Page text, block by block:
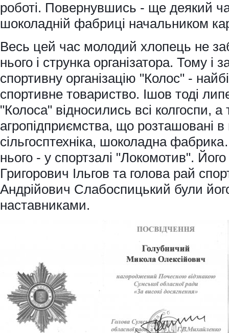
роботі. Повернувшись - ще деякий
шоколадній фабриці начальником
Весь цей час молодий хлопець не
нього і струнка організатора. Тому і
спортивну організацію "Колос" -
спортивне товариство. Ішов тоді
"Колоса" відносились всі колгоспи, а
агропідприємства, що розташовані в
сільгосптехніка, шоколадна
нього - у спортзалі "Локомотив".
Григорович Ільгов та голова рай
Андрійович Слабоспицький були
наставниками.